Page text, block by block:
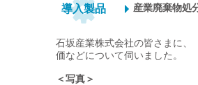
導入製品 産業廃棄物処
石坂産業株式会社の皆さまに、
価などについて伺いました。
＜写真＞